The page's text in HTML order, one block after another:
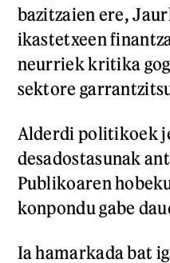
bazitzaien ere,
ikastetxeen
neurriek kritika
sektore
Alderdi politikoek
desadostasunak
Publikoaren
konpondu gabe
Ia hamarkada bat